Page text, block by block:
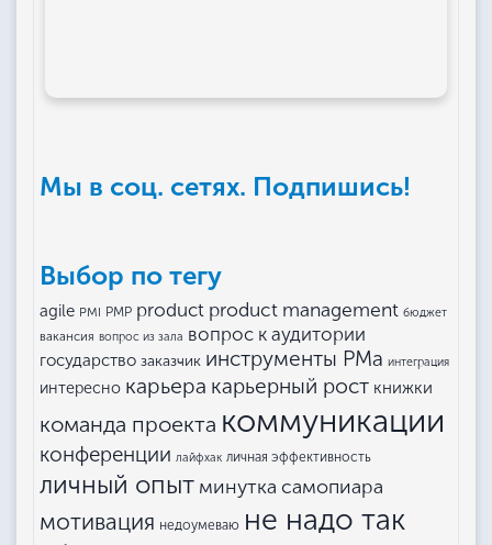
Мы в соц. сетях. Подпишись!
Выбор по тегу
agile PMI PMP product product management бюджет
вакансия вопрос из зала вопрос к аудитории
государство заказчик инструменты РМа интеграция
интересно карьера карьерный рост книжки
команда проекта коммуникации
конференции лайфхак личная эффективность
личный опыт минутка самопиара
мотивация недоумеваю не надо так